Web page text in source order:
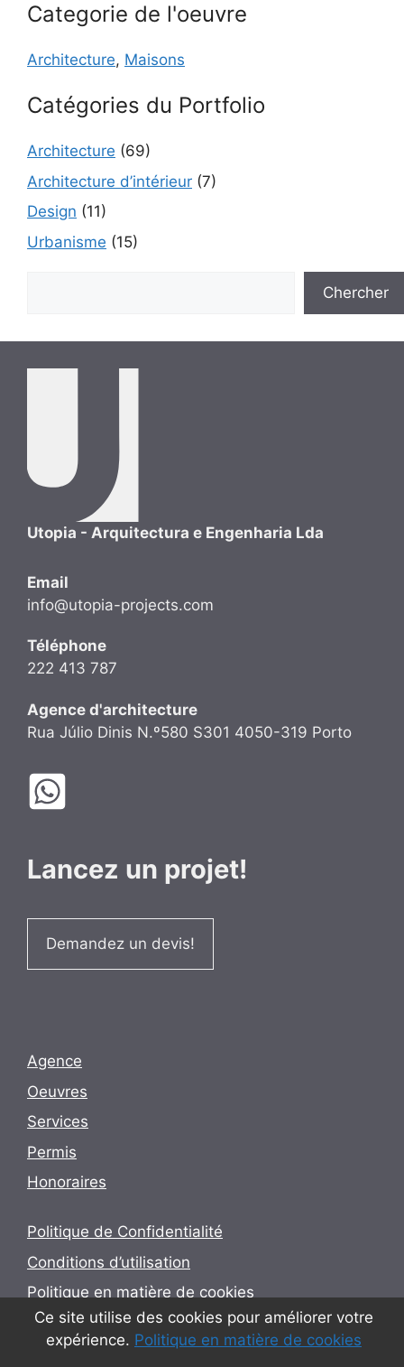
Ce site utilise des cookies pour améliorer votre
expérience. Politique en matière de cookies
Categorie de l'oeuvre
Architecture, Maisons
Catégories du Portfolio
Architecture (69)
Architecture d’intérieur (7)
Design (11)
Urbanisme (15)
Chercher
Utopia - Arquitectura e Engenharia Lda
Email
info@utopia-projects.com
Téléphone
222 413 787
Agence d'architecture
Rua Júlio Dinis N.º580 S301 4050-319 Porto
Lancez un projet!
Demandez un devis!
Agence
Oeuvres
Services
Permis
Honoraires
Politique de Confidentialité
Conditions d’utilisation
Politique en matière de cookies